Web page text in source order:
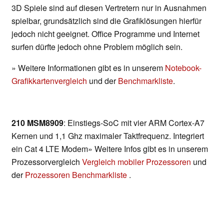
3D Spiele sind auf diesen Vertretern nur in Ausnahmen
spielbar, grundsätzlich sind die Grafiklösungen hierfür
jedoch nicht geeignet. Office Programme und Internet
surfen dürfte jedoch ohne Problem möglich sein.
» Weitere Informationen gibt es in unserem Notebook-
Grafikkartenvergleich und derBenchmarkliste.
210 MSM8909: Einstiegs-SoC mit vier ARM Cortex-A7
Kernen und 1,1 Ghz maximaler Taktfrequenz. Integriert
ein Cat 4 LTE Modem» Weitere Infos gibt es in unserem
Prozessorvergleich Vergleich mobiler Prozessoren und
derProzessoren Benchmarkliste .